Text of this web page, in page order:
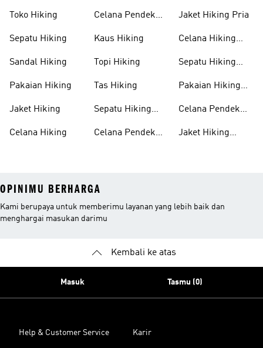
Toko Hiking
Sepatu Hiking
Sandal Hiking
Pakaian Hiking
Jaket Hiking
Celana Hiking
Celana Pendek
Kaus Hiking
Topi Hiking
Tas Hiking
Sepatu Hiking
Celana Pendek
Jaket Hiking Pria
Celana Hiking
Sepatu Hiking
Pakaian Hiking
Celana Pendek
Jaket Hiking
OPINIMU BERHARGA
Kami berupaya untuk memberimu layanan yang lebih baik dan
menghargai masukan darimu
Kembali ke atas
Masuk Tasmu (0)
Help & Customer Service Karir